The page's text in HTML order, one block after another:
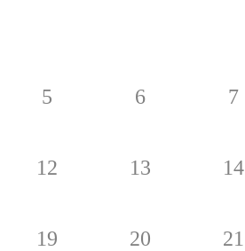
5 6 7
12 13 14
19 20 21